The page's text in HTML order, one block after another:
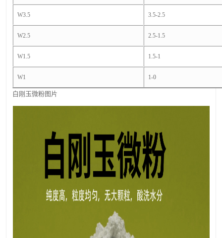
W3.5 3.5-2.5
W2.5 2.5-1.5
W1.5 1.5-1
W1 1-0
白刚玉微粉图片